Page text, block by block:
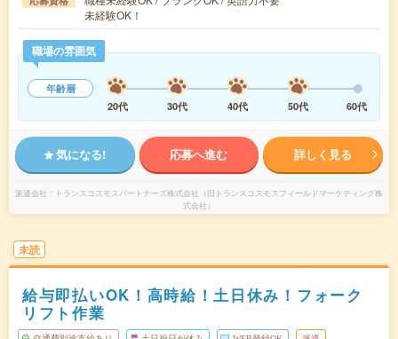
未経験OK！
職場の雰囲気
年齢層
20代
30代 40代 50代 60代
気になる! 応募へ進む 詳しく見る
派遣会社
トランスコスモスパートナーズ株式会社（旧トランスコスモスフィールドマーケティング株
式会社）
未読
給与即払いOK！高時給！土日休み！フォーク
リフト作業